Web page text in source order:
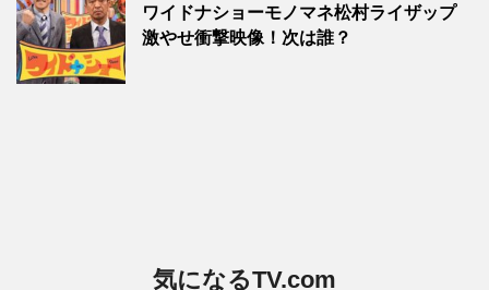
ワイドナショーモノマネ松村ライザップ
激やせ衝撃映像！次は誰？
気になるTV.com